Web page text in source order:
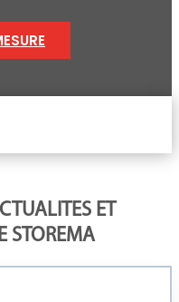
ET
STOREMA